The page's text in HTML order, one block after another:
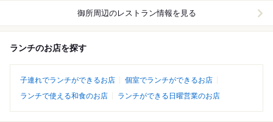
御所周辺のレストラン情報を見る
ランチのお店を探す
子連れでランチができるお店
個室でランチができるお店
ランチで使える和食のお店
ランチができる日曜営業のお店